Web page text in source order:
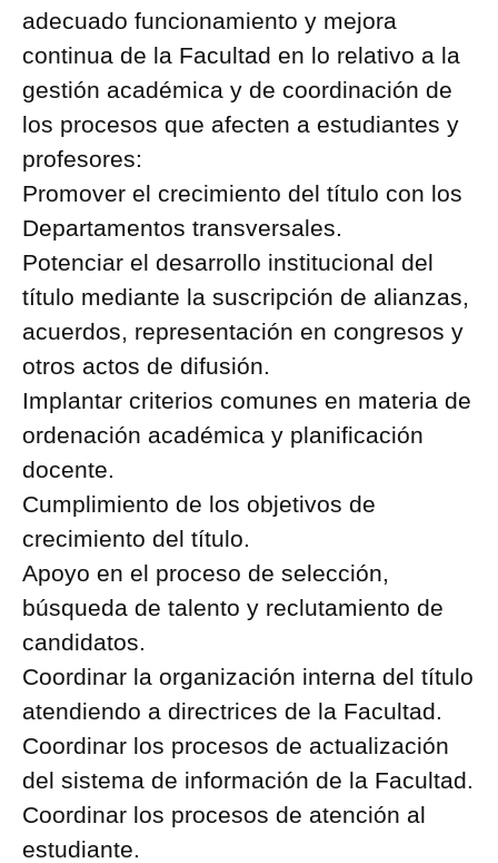
adecuado funcionamiento y mejora
continua de la Facultad en lo relativo a la
gestión académica y de coordinación de
los procesos que afecten a estudiantes y
profesores:
Promover el crecimiento del título con los
Departamentos transversales.
Potenciar el desarrollo institucional del
título mediante la suscripción de alianzas,
acuerdos, representación en congresos y
otros actos de difusión.
Implantar criterios comunes en materia de
ordenación académica y planificación
docente.
Cumplimiento de los objetivos de
crecimiento del título.
Apoyo en el proceso de selección,
búsqueda de talento y reclutamiento de
candidatos.
Coordinar la organización interna del título
atendiendo a directrices de la Facultad.
Coordinar los procesos de actualización
del sistema de información de la Facultad.
Coordinar los procesos de atención al
estudiante.